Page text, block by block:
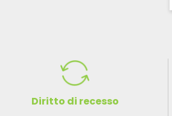
Diritto di recesso